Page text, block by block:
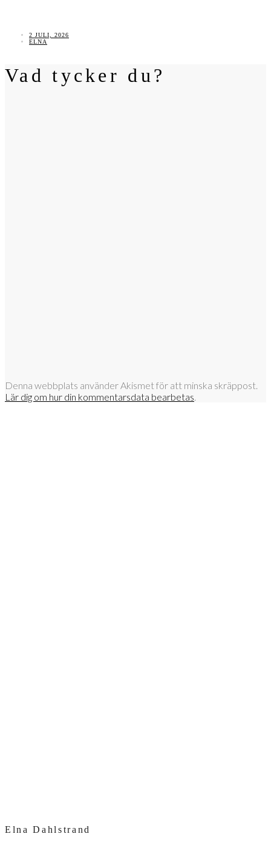
2 JULI, 2026
ELNA
Vad tycker du?
Denna webbplats använder Akismet för att minska skräppost.
Lär dig om hur din kommentarsdata bearbetas.
Elna Dahlstrand